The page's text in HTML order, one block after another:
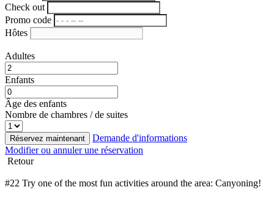
Check out
Promo code
Hôtes
Adultes
Enfants
Âge des enfants
Nombre de chambres / de suites
Réservez maintenant
Demande d'informations
Modifier ou annuler une réservation
Retour
#22 Try one of the most fun activities around the area: Canyoning!